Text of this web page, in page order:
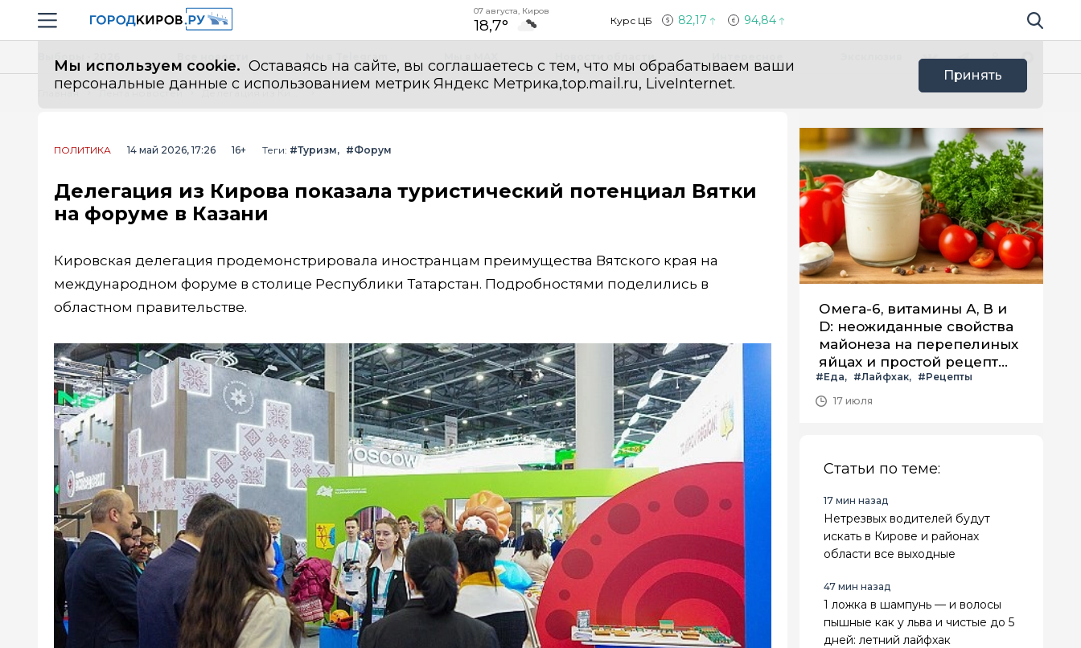
Навигация сайта
07 августа, Киров
18,7° Курс ЦБ 82,17 94,84 Поиск по
Мы используем cookie. Оставаясь на сайте, вы соглашаетесь с тем, что мы обрабатываем ваши
персональные данные с использованием метрик Яндекс Метрика,top.mail.ru, LiveInternet.
Принять
Все новости
Главная Лента новостей
ПОЛИТИКА 14 май 2026, 17:26 16+ Теги: #Туризм #Форум
Делегация из Кирова показала туристический потенциал Вятки
на форуме в Казани
Кировская делегация продемонстрировала иностранцам преимущества Вятского края на
международном форуме в столице Республики Татарстан. Подробностями поделились в
областном правительстве.
Омега-6, витамины А, В и
D: неожиданные свойства
майонеза на перепелиных
яйцах и простой рецепт
летнего салата с ним
#Еда #Лайфхак
#Рецепты
17 июля
Статьи по теме:
17 мин назад
Нетрезвых водителей будут
искать в Кирове и районах
области все выходные
47 мин назад
1 ложка в шампунь — и волосы
пышные как у льва и чистые до 5
дней: летний лайфхак